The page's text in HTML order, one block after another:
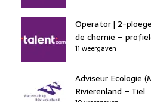
Operator | 2-
de chemie –
11 weergaven
Adviseur Ecologie
Rivierenland – Tiel